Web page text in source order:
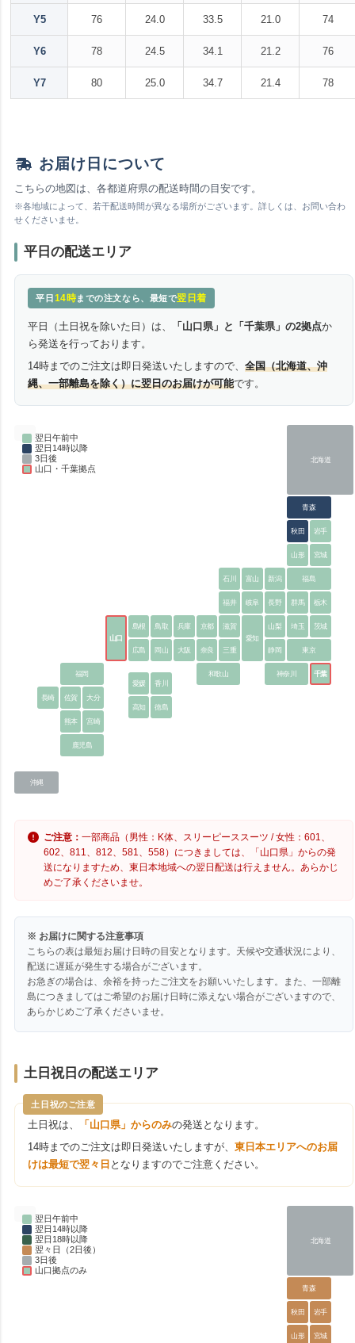
Y5 76 24.0 33.5 21.0 74
Y6 78 24.5 34.1 21.2 76
Y7 80 25.0 34.7 21.4 78
お届け日について
こちらの地図は、各都道府県の配送時間の目安です。
※各地域によって、若干配送時間が異なる場所がございます。詳しくは、お問い合わ
せくださいませ。
平日の配送エリア
平日 14時までの注文なら、最短で翌日着
平日（土日祝を除いた日）は、 「山口県」と「千葉県」の2拠点か
ら発送を行っております。
14時までのご注文は即日発送いたしますので、全国（北海道、沖
縄、一部離島を除く）に翌日のお届けが可能です。
翌日午前中
翌日14時以降
3日後
山口・千葉拠点
北海道
青森
秋田 岩手
山形 宮城
石川 富山 新潟 福島
福井 岐阜 長野 群馬 栃木
山口
島根 鳥取 兵庫 京都
滋賀
愛知
山梨 埼玉 茨城
広島 岡山 大阪 奈良 三重 東京
福岡
愛媛
香川
和歌山
静岡
神奈川 千葉
長崎 佐賀
大分
高知
徳島
熊本
宮崎
鹿児島
沖縄
ご注意：一部商品（男性：K体、スリーピーススーツ / 女性：601、
602、811、812、581、558）につきましては、「山口県」からの発
送になりますため、東日本地域への翌日配送は行えません。あらかじ
めご了承くださいませ。
※ お届けに関する注意事項
こちらの表は最短お届け日時の目安となります。天候や交通状況により、
配送に遅延が発生する場合がございます。
お急ぎの場合は、余裕を持ったご注文をお願いいたします。また、一部離
島につきましてはご希望のお届け日時に添えない場合がございますので、
あらかじめご了承くださいませ。
土日祝日の配送エリア
土日祝のご注意
土日祝は、 「山口県」からのみの発送となります。
14時までのご注文は即日発送いたしますが、東日本エリアへのお届
けは最短で翌々日 となりますのでご注意ください。
翌日午前中
翌日14時以降
翌日18時以降
翌々日（2日後）
3日後
山口拠点のみ
北海道
青森
秋田 岩手
山形 宮城